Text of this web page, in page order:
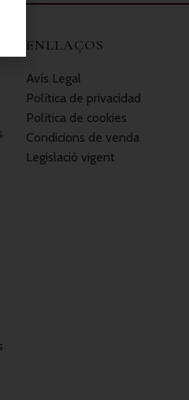
ENLLAÇOS
Avís Legal
Política de privacidad
Política de cookies
Condicions de venda
Legislació vigent